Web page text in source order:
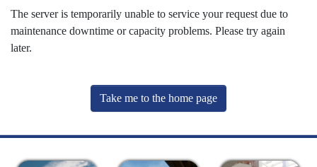
The server is temporarily unable to service your request due to
maintenance downtime or capacity problems. Please try again
later.
Take me to the home page